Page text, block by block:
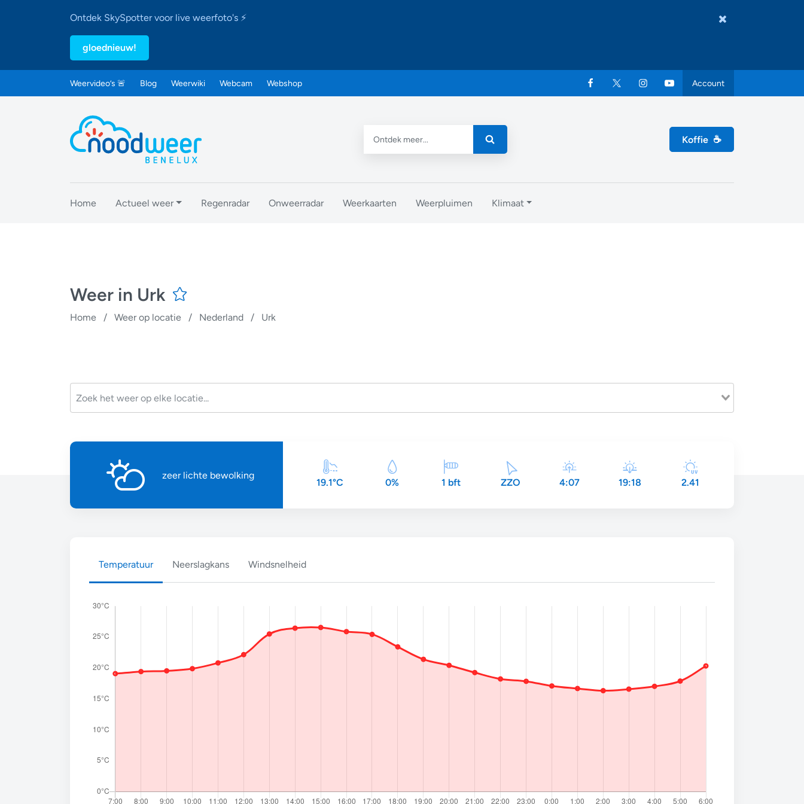
Ontdek SkySpotter voor live weerfoto's ⚡
gloednieuw!
Weervideo’s 🚨 Blog Weerwiki Webcam Webshop Account
Koffie ☕
Home Actueel weer Regenradar Onweerradar Weerkaarten Weerpluimen Klimaat
Weer in Urk
Home / Weer op locatie / Nederland / Urk
zeer lichte bewolking
19.1°C 0% 1 bft ZZO 4:07 19:18 2.41
Temperatuur Neerslagkans Windsnelheid